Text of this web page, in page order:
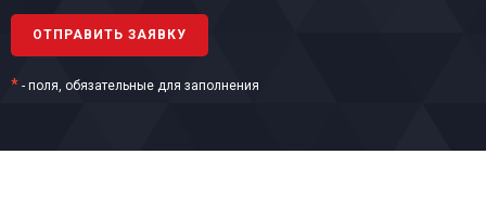
* - поля, обязательные для заполнения